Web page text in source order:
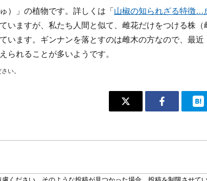
）」の植物です。詳しくは「 山椒の知られざる特徴…
いますが、私たち人間と似て、雌花だけをつける株（
います。ギンナンを落とすのは雌木の方なので、最近
られることが多いようです。
い。